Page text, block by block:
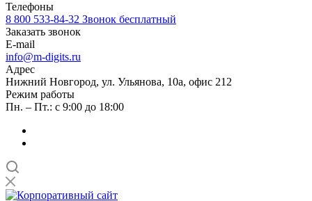
Телефоны
8 800 533-84-32 Звонок бесплатный
Заказать звонок
E-mail
info@m-digits.ru
Адрес
Нижний Новгород, ул. Ульянова, 10а, офис 212
Режим работы
Пн. – Пт.: с 9:00 до 18:00